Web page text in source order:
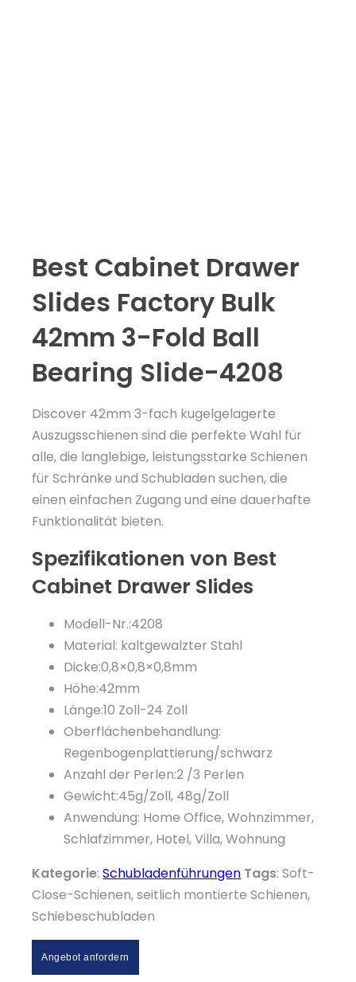
Best Cabinet Drawer
Slides Factory Bulk
42mm 3-Fold Ball
Bearing Slide-4208
Discover 42mm 3-fach kugelgelagerte
Auszugsschienen sind die perfekte Wahl für
alle, die langlebige, leistungsstarke Schienen
für Schränke und Schubladen suchen, die
einen einfachen Zugang und eine dauerhafte
Funktionalität bieten.
Spezifikationen von Best
Cabinet Drawer Slides
Modell-Nr.:4208
Material: kaltgewalzter Stahl
Dicke:0,8×0,8×0,8mm
Höhe:42mm
Länge:10 Zoll-24 Zoll
Oberflächenbehandlung:
Regenbogenplattierung/schwarz
Anzahl der Perlen:2 /3 Perlen
Gewicht:45g/Zoll, 48g/Zoll
Anwendung: Home Office, Wohnzimmer,
Schlafzimmer, Hotel, Villa, Wohnung
Kategorie:Schubladenführungen Tags: Soft-
Close-Schienen, seitlich montierte Schienen,
Schiebeschubladen
Angebot anfordern